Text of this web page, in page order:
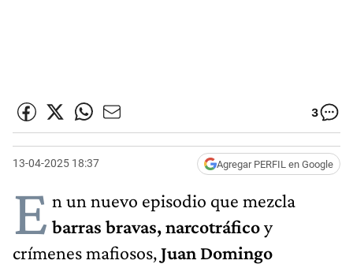
3
13-04-2025 18:37 Agregar PERFIL en Google
E n un nuevo episodio que mezcla
barras bravas, narcotráficoy
crímenes mafiosos,Juan Domingo